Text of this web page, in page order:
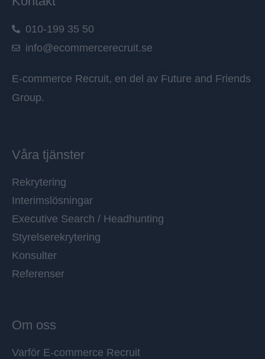
010-199 35 50
info@ecommercerecruit.se
E-commerce Recruit, en del av Future and Friends
Group.
Våra tjänster
Rekrytering
Interimslösningar
Executive Search / Headhunting
Styrelserekrytering
Konsulter
Referenser
Om oss
Varför E-commerce Recruit